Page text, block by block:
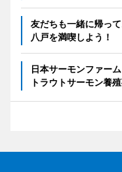
友だちも一緒に帰っ
八戸を満喫しよう！
日本サーモンファー
トラウトサーモン養